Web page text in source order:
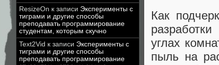
ResizeOn к записи Эксперименты с
тиграми и другие способы
преподавать программирование
студентам, которым скучно
Text2Vid к записи Эксперименты с
тиграми и другие способы
преподавать программирование
Как
углах
пыль на